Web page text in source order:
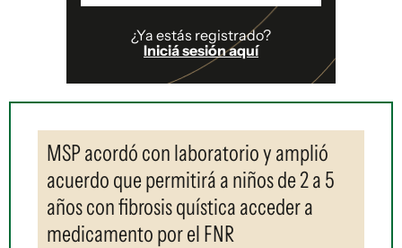
¿Ya estás registrado?
Iniciá sesión aquí
MSP acordó con laboratorio y amplió
acuerdo que permitirá a niños de 2 a 5
años con fibrosis quística acceder a
medicamento por el FNR